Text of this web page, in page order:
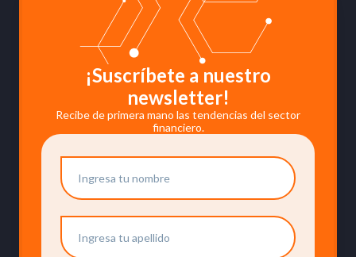
¡Suscríbete a nuestro
newsletter!
Recibe de primera mano las tendencias del sector
financiero.